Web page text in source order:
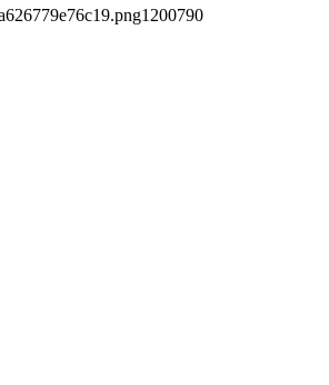
1200790